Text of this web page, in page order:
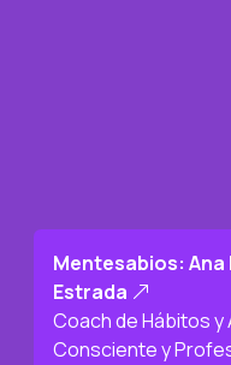
Mentesabios: Ana
Estrada
Coach de Hábitos y
Consciente y